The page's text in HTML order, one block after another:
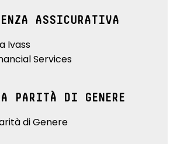
ASSICURATIVA
Ivass
Services
PARITÀ DI GENERE
di Genere